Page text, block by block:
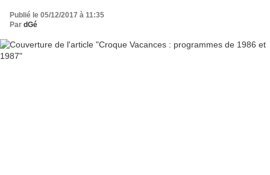
Publié le 05/12/2017 à 11:35
Par dGé